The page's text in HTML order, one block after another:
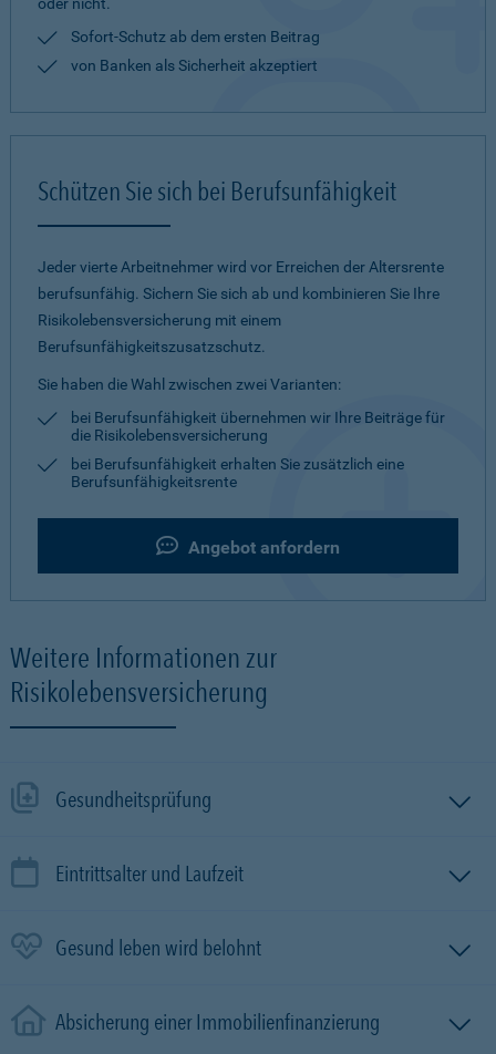
Sofort-Schutz ab dem ersten Beitrag
von Banken als Sicherheit akzeptiert
Schützen Sie sich bei Berufsunfähigkeit
Jeder vierte Arbeitnehmer wird vor Erreichen der Altersrente
berufsunfähig. Sichern Sie sich ab und kombinieren Sie Ihre
Risikolebensversicherung mit einem
Berufsunfähigkeitszusatzschutz.
Sie haben die Wahl zwischen zwei Varianten:
bei Berufsunfähigkeit übernehmen wir Ihre Beiträge für
die Risikolebensversicherung
bei Berufsunfähigkeit erhalten Sie zusätzlich eine
Berufsunfähigkeitsrente
Angebot anfordern
Weitere Informationen zur
Risikolebensversicherung
Gesundheitsprüfung
Eintrittsalter und Laufzeit
Gesund leben wird belohnt
Absicherung einer Immobilien­finanzierung